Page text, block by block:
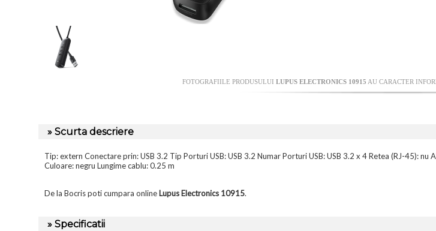
FOTOGRAFIILE PRODUSULUI LUPUS ELECTRONICS 10915 AU CARACTER
» Scurta descriere
Tip: extern Conectare prin: USB 3.2 Tip Porturi USB: USB 3.2 Numar Porturi USB: USB 3.2 x 4 Retea (RJ-45):
Culoare: negru Lungime cablu: 0.25 m
De la Bocris poti cumpara online Lupus Electronics 10915.
» Specificatii